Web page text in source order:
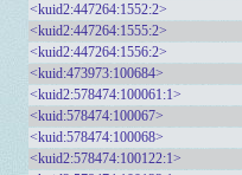
<kuid2:447264:1552:2>
<kuid2:447264:1555:2>
<kuid2:447264:1556:2>
<kuid:473973:100684>
<kuid2:578474:100061:1>
<kuid:578474:100067>
<kuid:578474:100068>
<kuid2:578474:100122:1>